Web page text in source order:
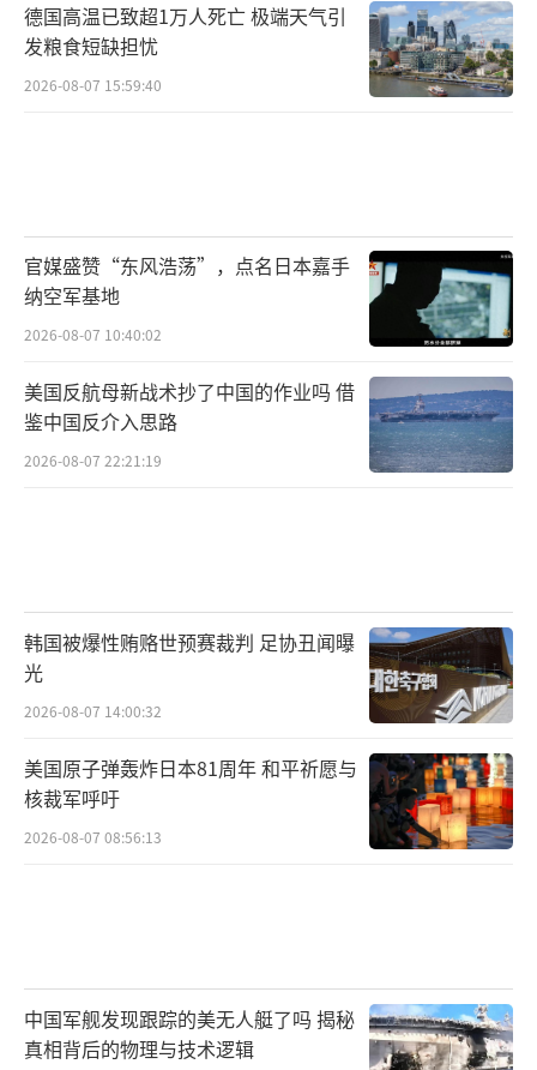
德国高温已致超1万人死亡 极端天气引
发粮食短缺担忧
2026-08-07 15:59:40
官媒盛赞“东风浩荡”，点名日本嘉手
纳空军基地
2026-08-07 10:40:02
美国反航母新战术抄了中国的作业吗 借
鉴中国反介入思路
2026-08-07 22:21:19
韩国被爆性贿赂世预赛裁判 足协丑闻曝
光
2026-08-07 14:00:32
美国原子弹轰炸日本81周年 和平祈愿与
核裁军呼吁
2026-08-07 08:56:13
中国军舰发现跟踪的美无人艇了吗 揭秘
真相背后的物理与技术逻辑